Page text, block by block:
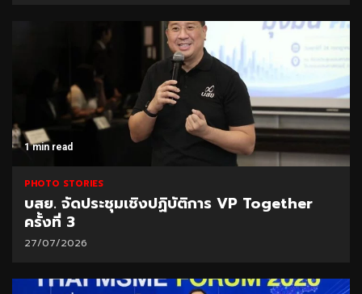
1 min read
PHOTO STORIES
บสย. จัดประชุมเชิงปฏิบัติการ VP Together
ครั้งที่ 3
27/07/2026